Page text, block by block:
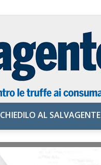
CHIEDILO AL SALVAGENTE